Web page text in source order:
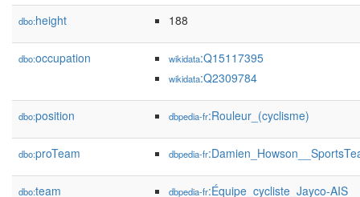
dbo:height 188
dbo:occupation wikidata:Q15117395
wikidata:Q2309784
dbo:position dbpedia-fr:Rouleur_(cyclisme)
dbo:proTeam dbpedia-fr
dbo:team dbpedia-fr:Équipe_cycliste_Jayco-AIS